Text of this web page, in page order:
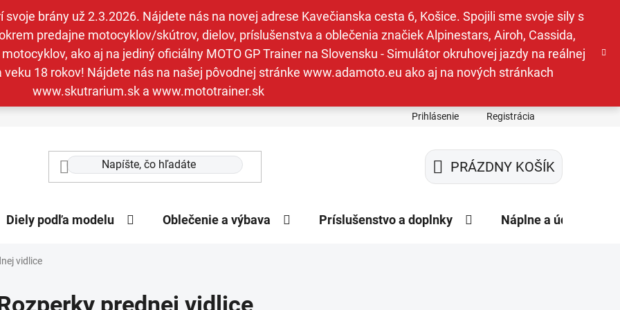
brány už 2.3.2026. Nájdete nás na novej adrese Kavečianska cesta 6, Košice. Spojili sme svoje sily s
predajne motocyklov/skútrov, dielov, príslušenstva a oblečenia značiek Alpinestars, Airoh, Cassida,
ako aj na jediný oficiálny MOTO GP Trainer na Slovensku - Simulátor okruhovej jazdy na reálnej
18 rokov! Nájdete nás na našej pôvodnej stránke www.adamoto.eu ako aj na nových stránkach
www.skutrarium.sk a www.mototrainer.sk
Prihlásenie Registrácia
NÁKUPNÝ
KOŠÍK
PRÁZDNY KOŠÍK
Diely podľa modelu Oblečenie a výbava Príslušenstvo a doplnky Náplne a údržba
vidlice
prednej vidlice